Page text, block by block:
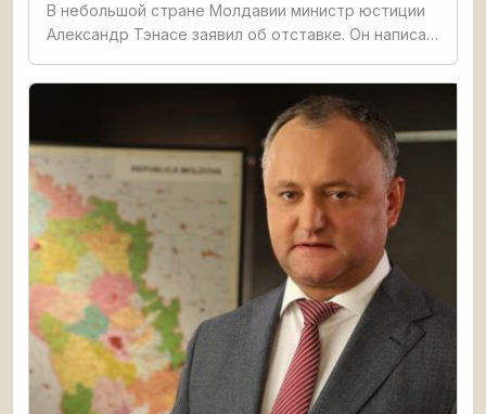
В небольшой стране Молдавии министр юстиции
Александр Тэнасе заявил об отставке. Он написал
причиной такого шага стал "подрыв доверия".